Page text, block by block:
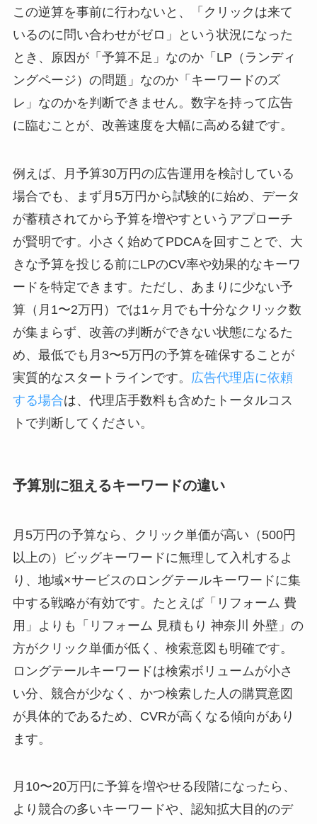
この逆算を事前に行わないと、「クリックは来て
いるのに問い合わせがゼロ」という状況になった
とき、原因が「予算不足」なのか「LP（ランディ
ングページ）の問題」なのか「キーワードのズ
レ」なのかを判断できません。数字を持って広告
に臨むことが、改善速度を大幅に高める鍵です。
例えば、月予算30万円の広告運用を検討している
場合でも、まず月5万円から試験的に始め、データ
が蓄積されてから予算を増やすというアプローチ
が賢明です。小さく始めてPDCAを回すことで、大
きな予算を投じる前にLPのCV率や効果的なキーワ
ードを特定できます。ただし、あまりに少ない予
算（月1〜2万円）では1ヶ月でも十分なクリック数
が集まらず、改善の判断ができない状態になるた
め、最低でも月3〜5万円の予算を確保することが
実質的なスタートラインです。 広告代理店に依頼
する場合は、代理店手数料も含めたトータルコス
トで判断してください。
予算別に狙えるキーワードの違い
月5万円の予算なら、クリック単価が高い（500円
以上の）ビッグキーワードに無理して入札するよ
り、地域×サービスのロングテールキーワードに集
中する戦略が有効です。たとえば「リフォーム 費
用」よりも「リフォーム 見積もり 神奈川 外壁」の
方がクリック単価が低く、検索意図も明確です。
ロングテールキーワードは検索ボリュームが小さ
い分、競合が少なく、かつ検索した人の購買意図
が具体的であるため、CVRが高くなる傾向があり
ます。
月10〜20万円に予算を増やせる段階になったら、
より競合の多いキーワードや、認知拡大目的のデ